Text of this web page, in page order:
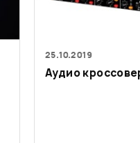
25.10.2019
Аудио